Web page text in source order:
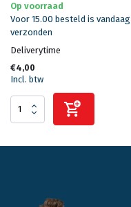
Op voorraad
Voor 15.00 besteld is vandaag
verzonden
Deliverytime
€4,00
Incl. btw